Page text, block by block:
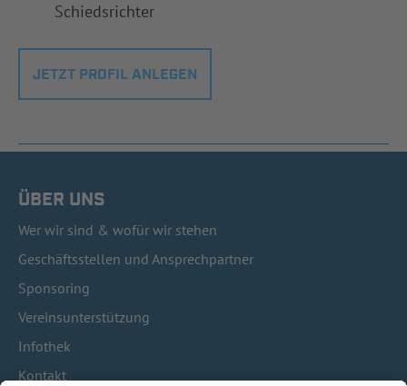
Schiedsrichter
JETZT PROFIL ANLEGEN
ÜBER UNS
Wer wir sind & wofür wir stehen
Geschäftsstellen und Ansprechpartner
Sponsoring
Vereinsunterstützung
Infothek
Kontakt